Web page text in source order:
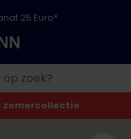
25 Euro*
zomercollectie